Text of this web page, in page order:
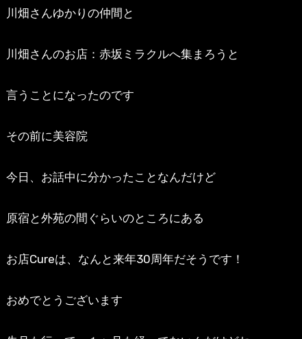
川畑さんゆかりの仲間と
川畑さんのお店：赤坂ミラクルへ集まろうと
言うことになったのです
その前に美容院
今日、お話中に分かったことなんだけど
原宿と外苑の間ぐらいのところにある
お店Cureは、なんと来年30周年だそうです！
おめでとうございます